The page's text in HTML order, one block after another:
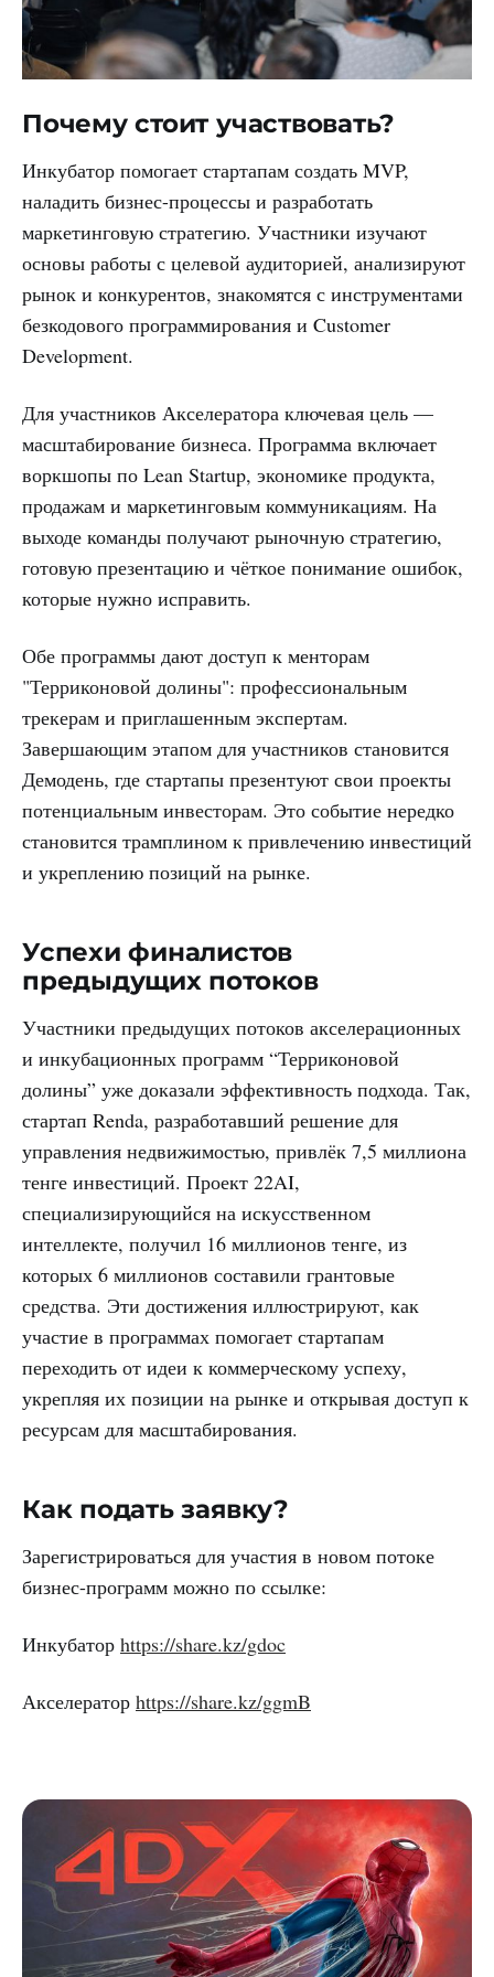
Почему стоит участвовать?
Инкубатор помогает стартапам создать MVP,
наладить бизнес-процессы и разработать
маркетинговую стратегию. Участники изучают
основы работы с целевой аудиторией, анализируют
рынок и конкурентов, знакомятся с инструментами
безкодового программирования и Customer
Development.
Для участников Акселератора ключевая цель —
масштабирование бизнеса. Программа включает
воркшопы по Lean Startup, экономике продукта,
продажам и маркетинговым коммуникациям. На
выходе команды получают рыночную стратегию,
готовую презентацию и чёткое понимание ошибок,
которые нужно исправить.
Обе программы дают доступ к менторам
"Терриконовой долины": профессиональным
трекерам и приглашенным экспертам.
Завершающим этапом для участников становится
Демодень, где стартапы презентуют свои проекты
потенциальным инвесторам. Это событие нередко
становится трамплином к привлечению инвестиций
и укреплению позиций на рынке.
Успехи финалистов
предыдущих потоков
Участники предыдущих потоков акселерационных
и инкубационных программ “Терриконовой
долины” уже доказали эффективность подхода. Так,
стартап Renda, разработавший решение для
управления недвижимостью, привлёк 7,5 миллиона
тенге инвестиций. Проект 22AI,
специализирующийся на искусственном
интеллекте, получил 16 миллионов тенге, из
которых 6 миллионов составили грантовые
средства. Эти достижения иллюстрируют, как
участие в программах помогает стартапам
переходить от идеи к коммерческому успеху,
укрепляя их позиции на рынке и открывая доступ к
ресурсам для масштабирования.
Как подать заявку?
Зарегистрироваться для участия в новом потоке
бизнес-программ можно по ссылке:
Инкубатор https://share.kz/gdoc
Акселератор https://share.kz/ggmB